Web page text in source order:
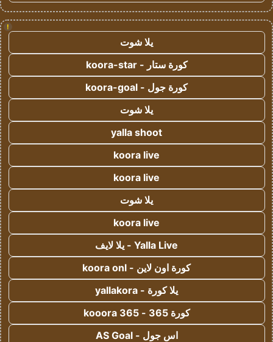
!
يلا شوت
كورة ستار - koora-star
كورة جول - koora-goal
يلا شوت
yalla shoot
koora live
koora live
يلا شوت
koora live
Yalla Live - يلا لايف
كورة اون لاين - koora onl
يلا كورة - yallakora
كورة 365 - kooora 365
اس جول - AS Goal